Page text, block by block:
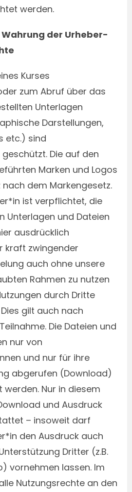
werden.
der Urheber-
Kurses
zum Abruf über das
Unterlagen
Darstellungen,
etc.) sind
Die auf den
Marken und Logos
dem Markengesetz.
ist verpflichtet, die
Unterlagen und Dateien
ausdrücklich
kraft zwingender
auch ohne unsere
Rahmen zu nutzen
durch Dritte
gilt auch nach
Die Dateien und
nur von
und nur für ihre
abgerufen (Download)
Nur in diesem
und Ausdruck
– insoweit darf
den Ausdruck auch
Dritter (z.B.
vornehmen lassen. Im
Nutzungsrechte an den